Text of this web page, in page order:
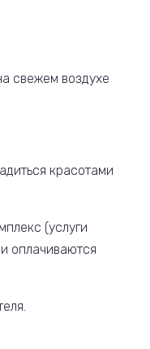
свежем воздухе
красотами
(услуги
оплачиваются